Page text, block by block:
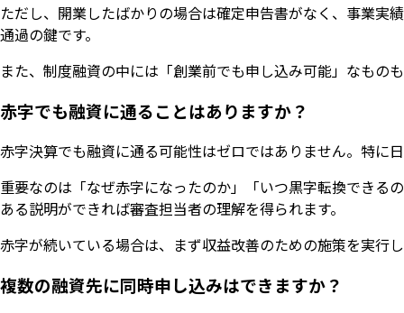
ただし、開業したばかりの場合は確定申告書がなく、事業実
通過の鍵です。
また、制度融資の中には「創業前でも申し込み可能」なもの
赤字でも融資に通ることはありますか？
赤字決算でも融資に通る可能性はゼロではありません。特に
重要なのは「なぜ赤字になったのか」「いつ黒字転換できる
ある説明ができれば審査担当者の理解を得られます。
赤字が続いている場合は、まず収益改善のための施策を実行
複数の融資先に同時申し込みはできますか？